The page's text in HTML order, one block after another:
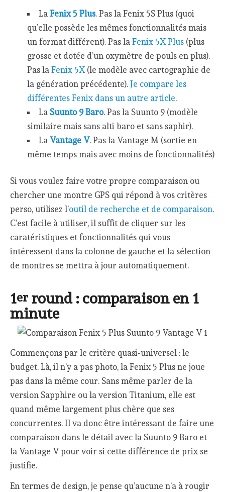
La Fenix 5 Plus. Pas la Fenix 5S Plus (quoi
qu’elle possède les mêmes fonctionnalités mais
un format différent). Pas la Fenix 5X Plus(plus
grosse et dotée d’un oxymètre de pouls en plus).
Pas la Fenix 5X(le modèle avec cartographie de
la génération précédente). Je compare les
différentes Fenix dans un autre article.
La Suunto 9 Baro. Pas la Suunto 9 (modèle
similaire mais sans alti baro et sans saphir).
La Vantage V. Pas la Vantage M (sortie en
même temps mais avec moins de fonctionnalités)
Si vous voulez faire votre propre comparaison ou
chercher une montre GPS qui répond à vos critères
perso, utilisez l’outil de recherche et de comparaison.
C’est facile à utiliser, il suffit de cliquer sur les
caratéristiques et fonctionnalités qui vous
intéressent dans la colonne de gauche et la sélection
de montres se mettra à jour automatiquement.
1er round : comparaison en 1
minute
Commençons par le critère quasi-universel : le
budget. Là, il n’y a pas photo, la Fenix 5 Plus ne joue
pas dans la même cour. Sans même parler de la
version Sapphire ou la version Titanium, elle est
quand même largement plus chère que ses
concurrentes. Il va donc être intéressant de faire une
comparaison dans le détail avec la Suunto 9 Baro et
la Vantage V pour voir si cette différence de prix se
justifie.
En termes de design, je pense qu’aucune n’a à rougir